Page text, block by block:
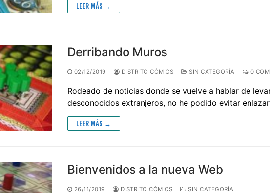
LEER MÁS →
Derribando Muros
02/12/2019 DISTRITO CÓMICS SIN CATEGORÍA 0
Rodeado de noticias donde se vuelve a hablar de
desconocidos extranjeros, no he podido evitar
LEER MÁS →
Bienvenidos a la nueva Web
26/11/2019 DISTRITO CÓMICS SIN CATEGORÍA